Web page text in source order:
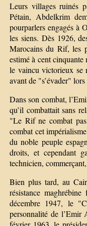
Leurs villages ruinés
Pétain, Abdelkrim
pourparlers engagés à
les siens. Dès 1926,
Marocains du Rif, les
estimé à cent
le vaincu victorieux se
avant de "s’évader"
Dans son combat,
qu’il combattait sans
"Le Rif ne combat
combat cet
du noble peuple
droits, et cependant
technicien,
Bien plus tard, au
résistance
décembre 1947, le
personnalité de l’Emir